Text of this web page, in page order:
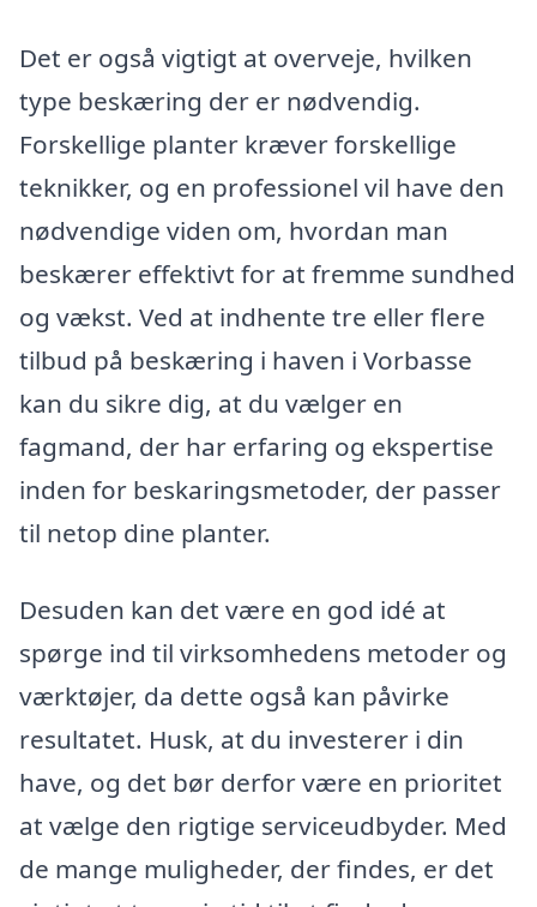
Det er også vigtigt at overveje, hvilken
type beskæring der er nødvendig.
Forskellige planter kræver forskellige
teknikker, og en professionel vil have den
nødvendige viden om, hvordan man
beskærer effektivt for at fremme sundhed
og vækst. Ved at indhente tre eller flere
tilbud på beskæring i haven i Vorbasse
kan du sikre dig, at du vælger en
fagmand, der har erfaring og ekspertise
inden for beskaringsmetoder, der passer
til netop dine planter.
Desuden kan det være en god idé at
spørge ind til virksomhedens metoder og
værktøjer, da dette også kan påvirke
resultatet. Husk, at du investerer i din
have, og det bør derfor være en prioritet
at vælge den rigtige serviceudbyder. Med
de mange muligheder, der findes, er det